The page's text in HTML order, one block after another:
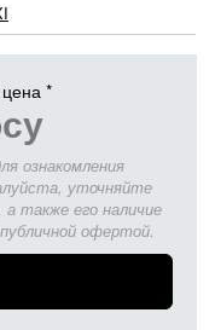
*
ознакомления
уточняйте
также его наличие
офертой.